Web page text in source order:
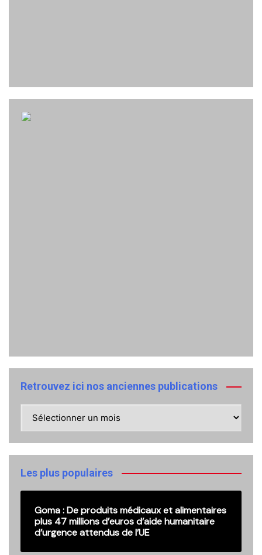
Retrouvez ici nos anciennes publications
anciennes
publications
Les plus populaires
Goma : De produits médicaux et alimentaires
plus 47 millions d’euros d’aide humanitaire
d’urgence attendus de l’UE